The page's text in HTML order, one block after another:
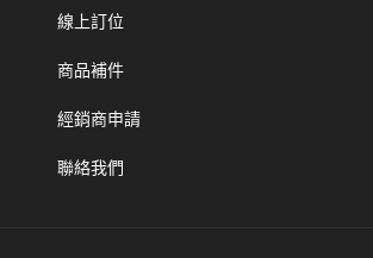
線上訂位
商品補件
經銷商申請
聯絡我們